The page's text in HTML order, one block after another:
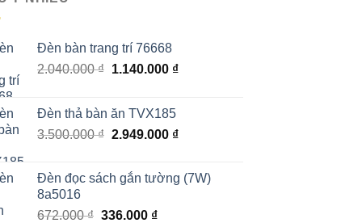
Đèn bàn trang trí 76668
2.040.000₫ Giá
2.040.000 ₫.
1.140.000 ₫Giá
1.140.000 ₫.
Đèn thả bàn ăn TVX185
3.500.000₫ Giá
3.500.000 ₫.
2.949.000 ₫Giá
là:
Đèn đọc sách gắn tường (7W)
8a5016
672.000₫ Giá
336.000 ₫Giá